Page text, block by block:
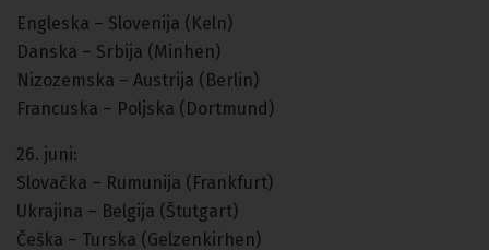
Engleska – Slovenija (Keln)
Danska – Srbija (Minhen)
Nizozemska – Austrija (Berlin)
Francuska – Poljska (Dortmund)
26. juni:
Slovačka – Rumunija (Frankfurt)
Ukrajina – Belgija (Štutgart)
Češka – Turska (Gelzenkirhen)